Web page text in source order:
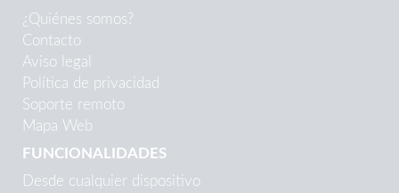
¿Quiénes somos?
Contacto
Aviso legal
Política de privacidad
Soporte remoto
Mapa Web
FUNCIONALIDADES
Desde cualquier dispositivo